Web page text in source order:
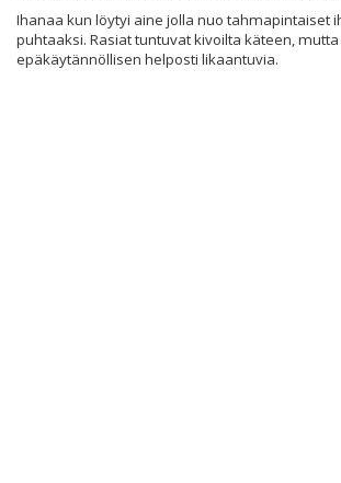
Ihanaa kun löytyi aine jolla nuo tahmapintaiset
puhtaaksi. Rasiat tuntuvat kivoilta käteen,
epäkäytännöllisen helposti likaantuvia.